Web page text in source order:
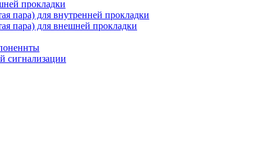
прокладки
пара) для внутренней прокладки
пара) для внешней прокладки
сигнализации